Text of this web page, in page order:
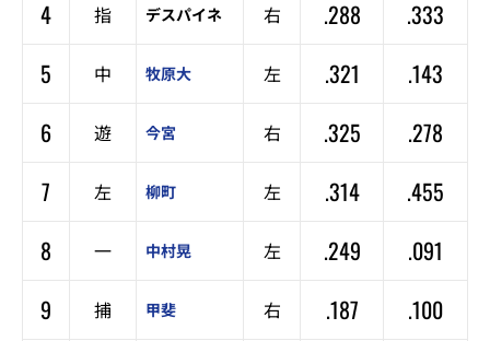
4
指 デスパイネ 右 .288
.333
5
中 牧原大 左 .321
.143
6
遊 今宮 右 .325
.278
7
左 柳町 左 .314
.455
8
一 中村晃 左 .249
.091
9
捕 甲斐 右 .187
.100